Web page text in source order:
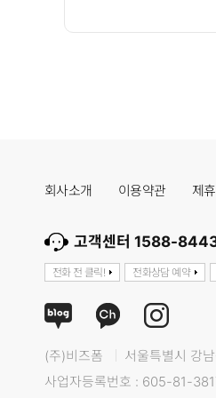
회사소개 이용약관 제
고객센터 1588-
전화 전 클릭! 전화상담 예약
(주)비즈폼 서울특별시 강
사업자등록번호 : 605-81-